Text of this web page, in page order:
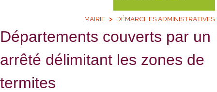
MAIRIE DÉMARCHES ADMINISTRATIVES
Départements couverts par un
arrêté délimitant les zones de
termites